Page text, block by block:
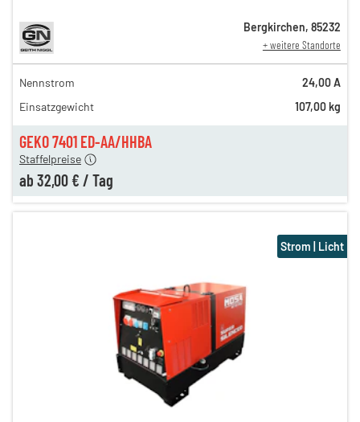
GEKO 7401 ED-AA/HHBA
43,00 €
38,00 €
Staffelpreise
ab 32,00 € / Tag
Bergkirchen, 85232
+ weitere Standorte
Nennstrom
24,00 A
Einsatzgewicht
107,00 kg
Strom | Licht